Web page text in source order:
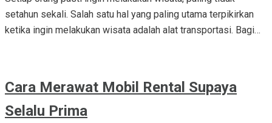
setahun sekali. Salah satu hal yang paling utama terpikirkan
ketika ingin melakukan wisata adalah alat transportasi. Bagi…
Cara Merawat Mobil Rental Supaya
Selalu Prima